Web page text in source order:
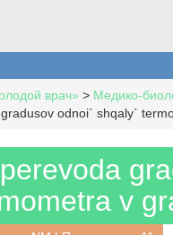
врач» > Медико-
odnoi` shqaly`
v